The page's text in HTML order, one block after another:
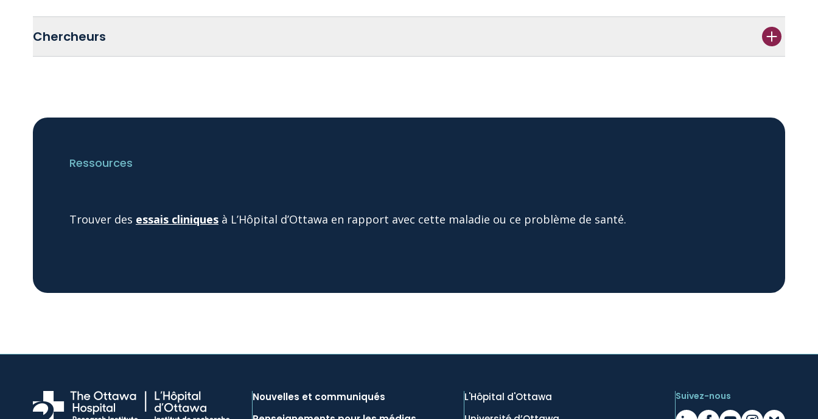
Chercheurs
Ressources
Trouver des essais cliniques à L’Hôpital d’Ottawa en rapport avec cette maladie ou ce problème de santé.
Nouvelles et communiqués
L'Hôpital d'Ottawa
Suivez-nous